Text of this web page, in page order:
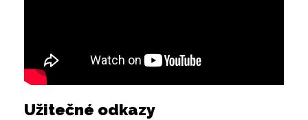
Užitečné odkazy